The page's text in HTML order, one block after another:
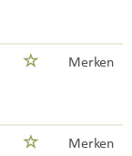
Merken
Merken